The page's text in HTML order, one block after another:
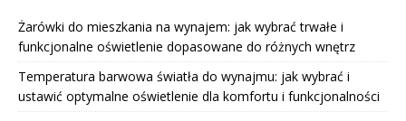
Żarówki do mieszkania na wynajem: jak wybrać trwałe i
funkcjonalne oświetlenie dopasowane do różnych wnętrz
Temperatura barwowa światła do wynajmu: jak wybrać i
ustawić optymalne oświetlenie dla komfortu i funkcjonalności